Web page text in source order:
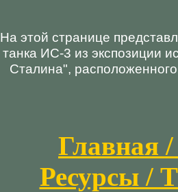
На этой странице
танка ИС-3 из экспозиции
Сталина",
Главная
Ресурсы /